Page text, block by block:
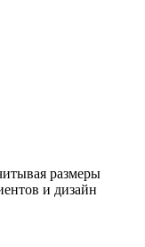
размеры
и дизайн